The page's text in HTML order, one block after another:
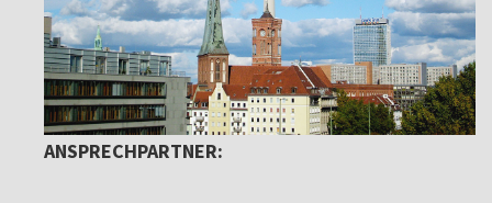
ANSPRECHPARTNER: